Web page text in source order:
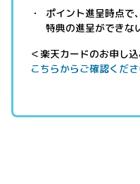
ポイント進呈時点で
特典の進呈ができな
＜楽天カードのお申し
こちらからご確認くださ